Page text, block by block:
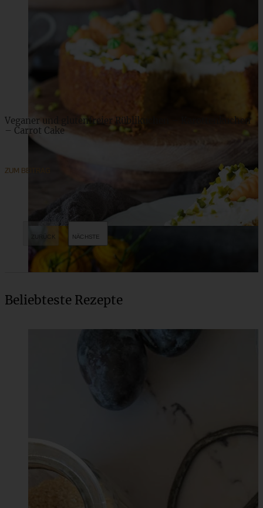
Veganer und glutenfreier Rüblikuchen – Karottenkuchen
– Carrot Cake
ZUM BEITRAG
Rüblitorte mit Frischkäse-Frosting – Rüblikuchen
Beliebteste Rezepte